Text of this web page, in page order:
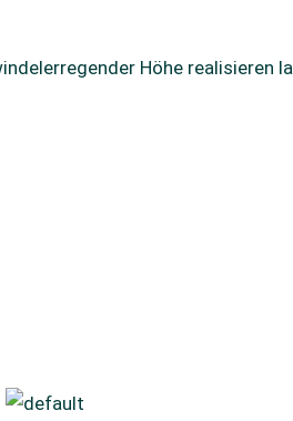
Höhe realisieren